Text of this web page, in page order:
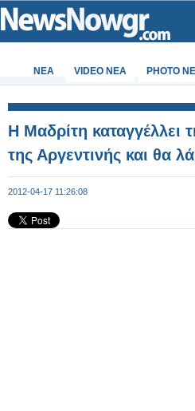
ΝΕΑ VIDEO NEA PHOTO
Η Μαδρίτη καταγγέλλει
της Αργεντινής και θα
2012-04-17 11:26:08